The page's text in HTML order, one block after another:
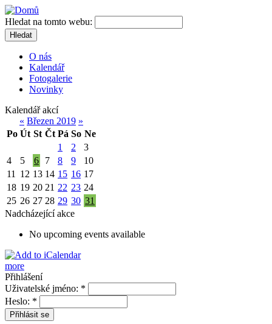
Hledat na tomto webu:
Hledat
O nás
Kalendář
Fotogalerie
Novinky
Kalendář akcí
« Březen 2019 »
Po Út St Čt Pá So Ne
1
2
3
4
5 6 7 8 9
10
11
12 13 14 15 16 17
18 19 20 21 22 23 24
25 26 27 28 29 30 31
Nadcházející akce
No upcoming events available
more
Přihlášení
Uživatelské jméno: *
Heslo: *
Přihlásit se